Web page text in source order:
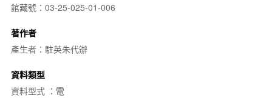
館藏號：03-25-025-01-006
著作者
產生者：駐英朱代辦
資料類型
資料型式 ：電